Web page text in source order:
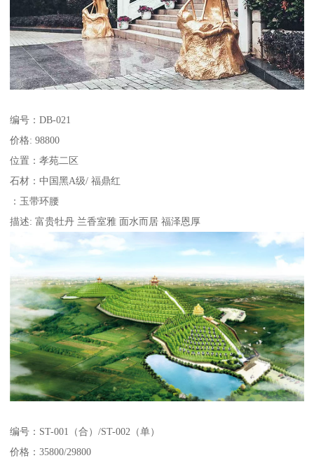
编号：DB-021
价格: 98800
位置：孝苑二区
石材：中国黑A级/ 福鼎红
：玉带环腰
描述: 富贵牡丹 兰香室雅 面水而居 福泽恩厚
编号：ST-001（合）/ST-002（单）
价格：35800/29800